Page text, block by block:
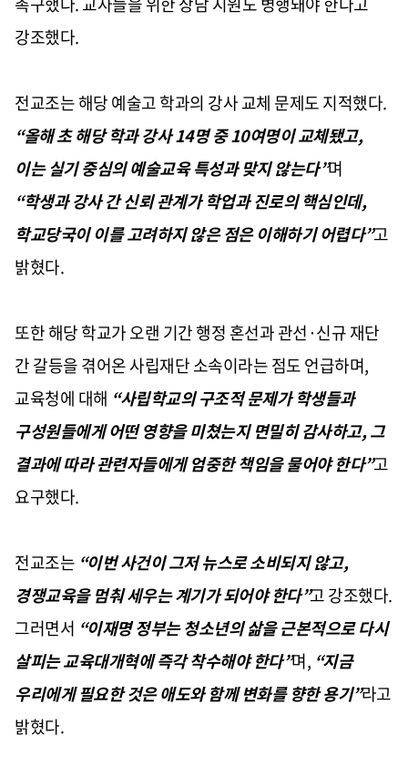
강조했다.
전교조는 해당 예술고 학과의 강사 교체 문제도 지적했다.
“올해 초 해당 학과 강사 14명 중 10여명이 교체됐고,
이는 실기 중심의 예술교육 특성과 맞지 않는다”며
“학생과 강사 간 신뢰 관계가 학업과 진로의 핵심인데,
학교당국이 이를 고려하지 않은 점은 이해하기 어렵다”고
밝혔다.
또한 해당 학교가 오랜 기간 행정 혼선과 관선·신규 재단
간 갈등을 겪어온 사립재단 소속이라는 점도 언급하며,
교육청에 대해 “사립학교의 구조적 문제가 학생들과
구성원들에게 어떤 영향을 미쳤는지 면밀히 감사하고, 그
결과에 따라 관련자들에게 엄중한 책임을 물어야 한다”고
요구했다.
전교조는 “이번 사건이 그저 뉴스로 소비되지 않고,
경쟁교육을 멈춰 세우는 계기가 되어야 한다”고 강조했다.
그러면서 “이재명 정부는 청소년의 삶을 근본적으로 다시
살피는 교육대개혁에 즉각 착수해야 한다”며, “지금
우리에게 필요한 것은 애도와 함께 변화를 향한 용기”라고
밝혔다.